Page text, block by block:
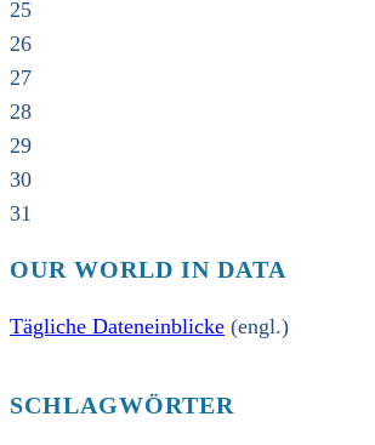
25
26
27
28
29
30
31
OUR WORLD IN DATA
Tägliche Dateneinblicke (engl.)
SCHLAGWÖRTER